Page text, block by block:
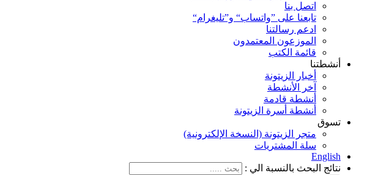
اتصل بنا
تابعنا على ”واتساب“ و”تليغرام“
ادعم رسالتنا
الموزعون المعتمدون
قائمة الكتب
أنشطتنا
أخبار الزيتونة
آخر الأنشطة
أنشطة قادمة
أنشطة أسرة الزيتونة
تسوق
متجر الزيتونة (النسخة الإلكترونية)
سلة المشتريات
English
نتائج البحث بالنسبة الي :